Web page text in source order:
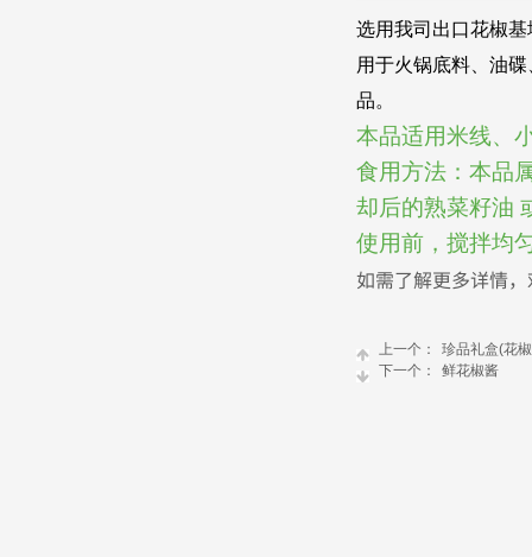
选用我司出口花椒
用于火锅底料、油
品。
本品适用米线、
食用方法：本品
却后的熟菜籽油
使用前，搅拌均
如需了解更多详情
上一个：
珍品礼盒(花
下一个：
鲜花椒酱